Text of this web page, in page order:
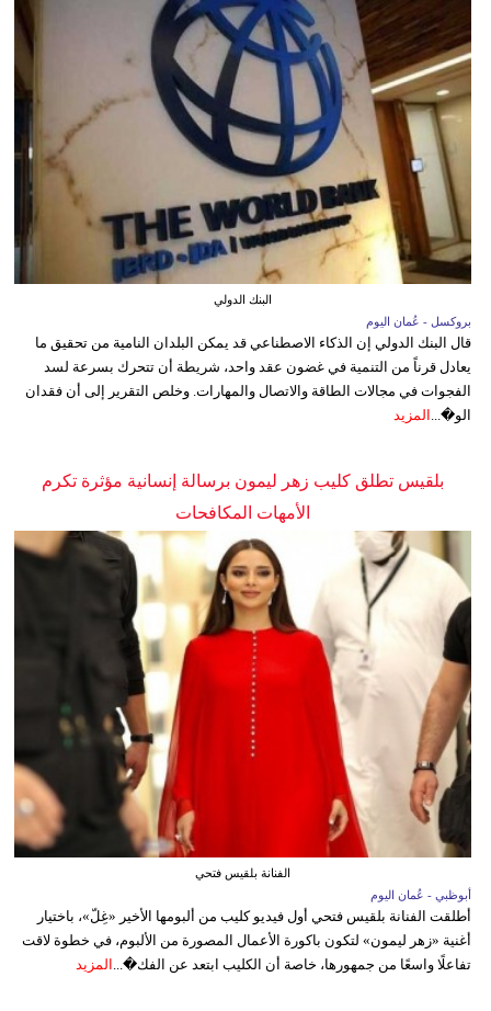
البنك الدولي
بروكسل - عُمان اليوم
قال البنك الدولي إن الذكاء الاصطناعي قد يمكن البلدان النامية من تحقيق ما
يعادل قرناً من التنمية في غضون عقد واحد، شريطة أن تتحرك بسرعة لسد
الفجوات في مجالات الطاقة والاتصال والمهارات. وخلص التقرير إلى أن فقدان
الو�... المزيد
بلقيس تطلق كليب زهر ليمون برسالة إنسانية مؤثرة تكرم
الأمهات المكافحات
الفنانة بلقيس فتحي
أبوظبي - عُمان اليوم
أطلقت الفنانة بلقيس فتحي أول فيديو كليب من ألبومها الأخير «غِلّ»، باختيار
أغنية «زهر ليمون» لتكون باكورة الأعمال المصورة من الألبوم، في خطوة لاقت
تفاعلًا واسعًا من جمهورها، خاصة أن الكليب ابتعد عن الفك�... المزيد